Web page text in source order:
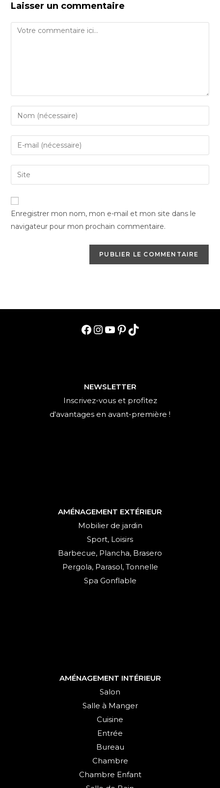
Laisser un commentaire
Comment
Enter
your
name
username
to
Enter
your
email
address
comment
Saisir
l’URL
de
votre
Enregistrer mon nom, mon e-mail et mon site dans le
navigateur pour mon prochain commentaire.
Facebook
Instagram
YouTube
Pinterest
TikTok
NEWSLETTER
Inscrivez-vous et profitez
d'avantages en avant-première !
AMÉNAGEMENT EXTÉRIEUR
Mobilier de jardin
Sport, Loisirs
Barbecue, Plancha, Brasero
Pergola, Parasol, Tonnelle
Spa Gonflable
AMÉNAGEMENT INTÉRIEUR
Salon
Salle à Manger
Cuisine
Entrée
Bureau
Chambre
Chambre Enfant